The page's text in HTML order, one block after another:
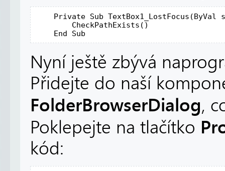
Private Sub TextBox1_LostFocus(ByVal
        CheckPathExists()
End
Sub
Nyní ještě zbývá
Přidejte do naší
FolderBrowserDialog,
Poklepejte na tlačítko
kód: